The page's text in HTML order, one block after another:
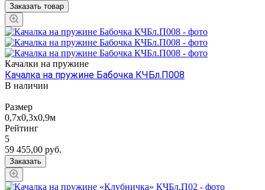
Заказать товар
Качалки на пружине
Качалка на пружине Бабочка КЧБл.П008
В наличии
Размер
0,7х0,3х0,9м
Рейтинг
5
59 455,00 руб.
Заказать